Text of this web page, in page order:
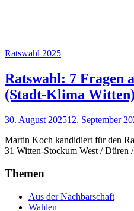
Ratswahl 2025
Ratswahl: 7 Fragen
(Stadt-Klima Witten)
30. August 202512. September
Martin Koch kandidiert für den
31 Witten-Stockum West /
Themen
Aus der Nachbarschaft
Wahlen